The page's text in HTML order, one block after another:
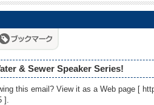
& Sewer Speaker Series!
this email? View it as a Web page [
].